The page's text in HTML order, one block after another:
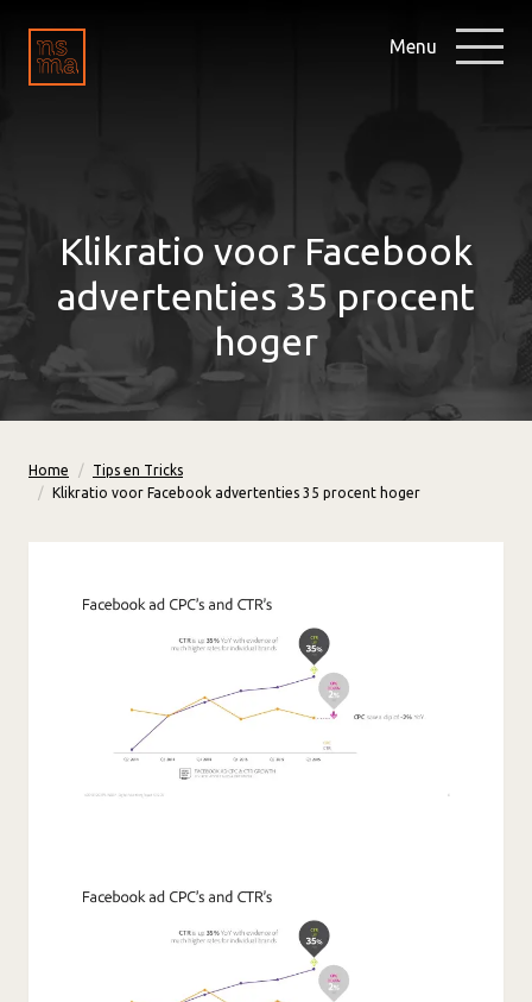
Menu
Klikratio voor Facebook
advertenties 35 procent
hoger
Home
Tips en Tricks
Klikratio voor Facebook advertenties 35 procent hoger